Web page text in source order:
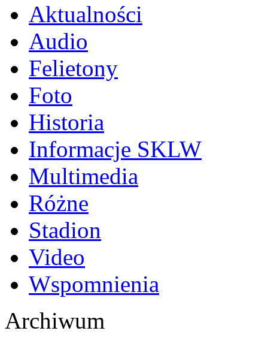
Aktualności
Audio
Felietony
Foto
Historia
Informacje SKLW
Multimedia
Różne
Stadion
Video
Wspomnienia
Archiwum